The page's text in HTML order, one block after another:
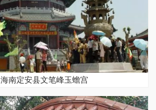
海南定安县文笔峰玉蟾宫